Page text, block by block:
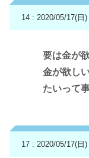
14 : 2020/05/17(日
要は金が
金が欲し
たいって
17 : 2020/05/17(日